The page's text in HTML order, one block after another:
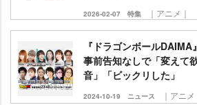
2026-02-07 特集 ｜アニメ｜
『ドラゴンボール
事前告知なしで「変えて
音」「ビックリした」
2024-10-19 ニュース ｜アニメ